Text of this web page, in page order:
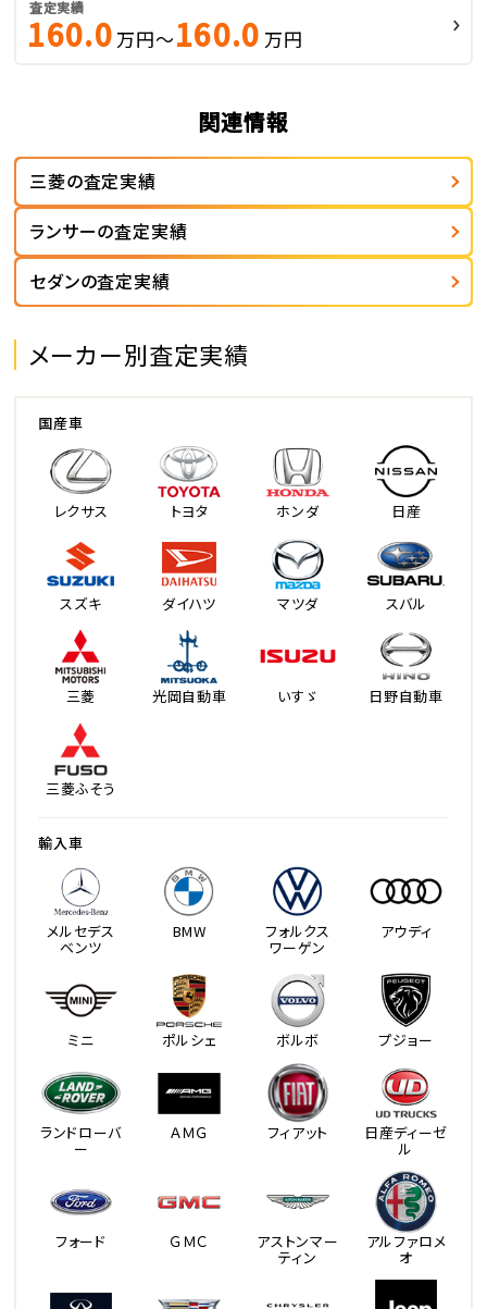
査定実績
160.0 万円～160.0 万円
関連情報
三菱の査定実績
ランサーの査定実績
セダンの査定実績
メーカー別査定実績
国産車
レクサス トヨタ ホンダ 日産
スズキ ダイハツ マツダ スバル
三菱 光岡自動車 いすゞ 日野自動車
三菱ふそう
輸入車
メルセデス
ベンツ
BMW フォルクス
ワーゲン
アウディ
ミニ ポルシェ ボルボ プジョー
ランドローバ
ー
ＡＭＧ フィアット 日産ディーゼ
ル
フォード ＧＭＣ アストンマー
ティン
アルファロメ
オ